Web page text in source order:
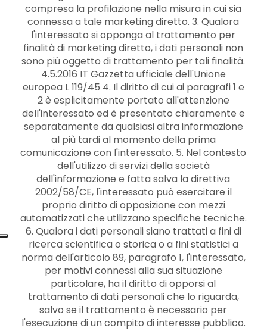
compresa la profilazione nella misura in cui sia
connessa a tale marketing diretto. 3. Qualora
l'interessato si opponga al trattamento per
finalità di marketing diretto, i dati personali non
sono più oggetto di trattamento per tali finalità.
4.5.2016 IT Gazzetta ufficiale dell'Unione
europea L 119/45 4. Il diritto di cui ai paragrafi 1 e
2 è esplicitamente portato all'attenzione
dell'interessato ed è presentato chiaramente e
separatamente da qualsiasi altra informazione
al più tardi al momento della prima
comunicazione con l'interessato. 5. Nel contesto
dell'utilizzo di servizi della società
dell'informazione e fatta salva la direttiva
2002/58/CE, l'interessato può esercitare il
proprio diritto di opposizione con mezzi
automatizzati che utilizzano specifiche tecniche.
6. Qualora i dati personali siano trattati a fini di
ricerca scientifica o storica o a fini statistici a
norma dell'articolo 89, paragrafo 1, l'interessato,
per motivi connessi alla sua situazione
particolare, ha il diritto di opporsi al
trattamento di dati personali che lo riguarda,
salvo se il trattamento è necessario per
l'esecuzione di un compito di interesse pubblico.